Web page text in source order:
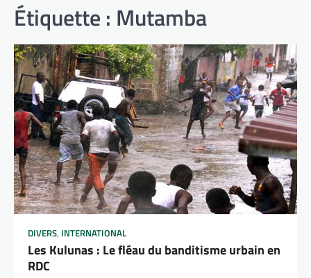
Étiquette : Mutamba
DIVERS, INTERNATIONAL
Les Kulunas : Le fléau du banditisme urbain en
RDC